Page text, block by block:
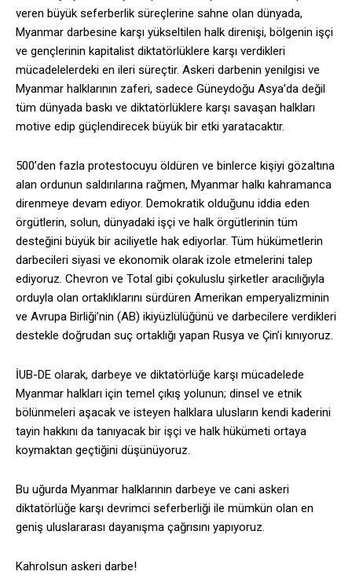
veren büyük seferberlik süreçlerine sahne olan dünyada,
Myanmar darbesine karşı yükseltilen halk direnişi, bölgenin işçi
ve gençlerinin kapitalist diktatörlüklere karşı verdikleri
mücadelelerdeki en ileri süreçtir. Askeri darbenin yenilgisi ve
Myanmar halklarının zaferi, sadece Güneydoğu Asya’da değil
tüm dünyada baskı ve diktatörlüklere karşı savaşan halkları
motive edip güçlendirecek büyük bir etki yaratacaktır.
500’den fazla protestocuyu öldüren ve binlerce kişiyi gözaltına
alan ordunun saldırılarına rağmen, Myanmar halkı kahramanca
direnmeye devam ediyor. Demokratik olduğunu iddia eden
örgütlerin, solun, dünyadaki işçi ve halk örgütlerinin tüm
desteğini büyük bir aciliyetle hak ediyorlar. Tüm hükümetlerin
darbecileri siyasi ve ekonomik olarak izole etmelerini talep
ediyoruz. Chevron ve Total gibi çokuluslu şirketler aracılığıyla
orduyla olan ortaklıklarını sürdüren Amerikan emperyalizminin
ve Avrupa Birliği’nin (AB) ikiyüzlülüğünü ve darbecilere verdikleri
destekle doğrudan suç ortaklığı yapan Rusya ve Çin’i kınıyoruz.
İUB-DE olarak, darbeye ve diktatörlüğe karşı mücadelede
Myanmar halkları için temel çıkış yolunun; dinsel ve etnik
bölünmeleri aşacak ve isteyen halklara ulusların kendi kaderini
tayin hakkını da tanıyacak bir işçi ve halk hükümeti ortaya
koymaktan geçtiğini düşünüyoruz.
Bu uğurda Myanmar halklarının darbeye ve cani askeri
diktatörlüğe karşı devrimci seferberliği ile mümkün olan en
geniş uluslararası dayanışma çağrısını yapıyoruz.
Kahrolsun askeri darbe!